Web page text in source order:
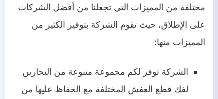
مختلفة من المميزات التي تجعلنا من أفضل الشركات
على الإطلاق، حيث تقوم الشركة بتوفير الكثير من
المميزات منها:
الشركة توفر لكم مجموعة متنوعة من النجارين
لفك قطع العفش المختلفة مع الحفاظ عليها من